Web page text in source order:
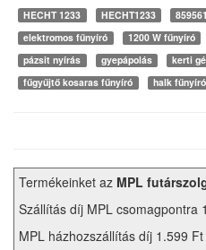
HECHT 1233
HECHT1233
elektromos fűnyíró
1200 W fűnyíró
pázsit nyírás
gyepápolás kerti
fűgyűjtő kosaras fűnyíró
halk fűnyíró
Termékeinket az MPL
Szállítás díj MPL csomagpontra
MPL házhozszállítás díj 1.599 Ft